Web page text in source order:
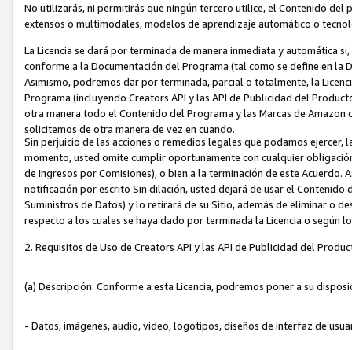
No utilizarás, ni permitirás que ningún tercero utilice, el Contenido
extensos o multimodales, modelos de aprendizaje automático o
La Licencia se dará por terminada de manera inmediata y automática
conforme a la Documentación del Programa (tal como se define en la
Asimismo, podremos dar por terminada, parcial o totalmente, la
Programa (incluyendo Creators API y las API de Publicidad del
otra manera todo el Contenido del Programa y las Marcas de
solicitemos de otra manera de vez en cuando.
Sin perjuicio de las acciones o remedios legales que podamos
momento, usted omite cumplir oportunamente con cualquier
de Ingresos por Comisiones), o bien a la terminación de este
notificación por escrito Sin dilación, usted dejará de usar el
Suministros de Datos) y lo retirará de su Sitio, además de eliminar o
respecto a los cuales se haya dado por terminada la Licencia o según
2. Requisitos de Uso de Creators API y las API de Publicidad del
(a) Descripción. Conforme a esta Licencia, podremos poner a su
- Datos, imágenes, audio, video, logotipos, diseños de interfaz de